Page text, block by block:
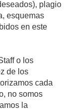
plagio
esquemas
en este
o los
de los
cada
no somos
la